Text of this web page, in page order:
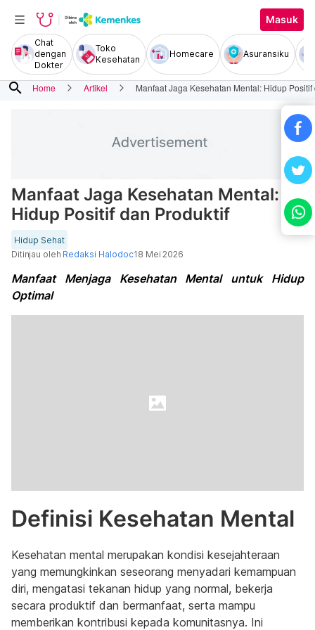
Masuk
Chat
dengan
Dokter
Toko
Kesehatan
Homecare Asuransiku
search Home Artikel Manfaat Jaga Kesehatan Mental: Hidup
Manfaat Jaga Kesehatan Mental:
Hidup Positif dan Produktif
Hidup Sehat
Ditinjau oleh Redaksi Halodoc18 Mei 2026
Manfaat Menjaga Kesehatan Mental untuk Hidup
Optimal
Definisi Kesehatan Mental
Kesehatan mental merupakan kondisi kesejahteraan
yang memungkinkan seseorang menyadari kemampuan
diri, mengatasi tekanan hidup yang normal, bekerja
secara produktif dan bermanfaat, serta mampu
memberikan kontribusi kepada komunitasnya. Ini